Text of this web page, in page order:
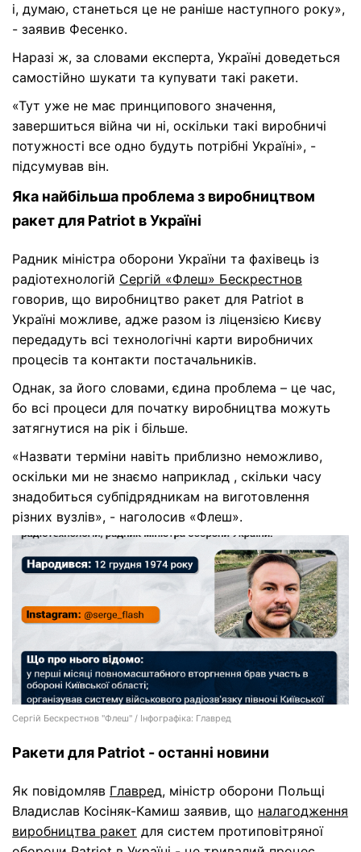
і, думаю, станеться це не раніше наступного року»,
- заявив Фесенко.
Наразі ж, за словами експерта, Україні доведеться
самостійно шукати та купувати такі ракети.
«Тут уже не має принципового значення,
завершиться війна чи ні, оскільки такі виробничі
потужності все одно будуть потрібні Україні», -
підсумував він.
Яка найбільша проблема з виробництвом
ракет для Patriot в Україні
Радник міністра оборони України та фахівець із
радіотехнологій Сергій «Флеш» Бескрестнов
говорив, що виробництво ракет для Patriot в
Україні можливе, адже разом із ліцензією Києву
передадуть всі технологічні карти виробничих
процесів та контакти постачальників.
Однак, за його словами, єдина проблема – це час,
бо всі процеси для початку виробництва можуть
затягнутися на рік і більше.
«Назвати терміни навіть приблизно неможливо,
оскільки ми не знаємо наприклад , скільки часу
знадобиться субпідрядникам на виготовлення
різних вузлів», - наголосив «Флеш».
Сергій Бескрестнов "Флеш" / Інфографіка: Главред
Ракети для Patriot - останні новини
Як повідомляв Главред, міністр оборони Польщі
Владислав Косіняк-Камиш заявив, що налагодження
виробництва ракет для систем протиповітряної